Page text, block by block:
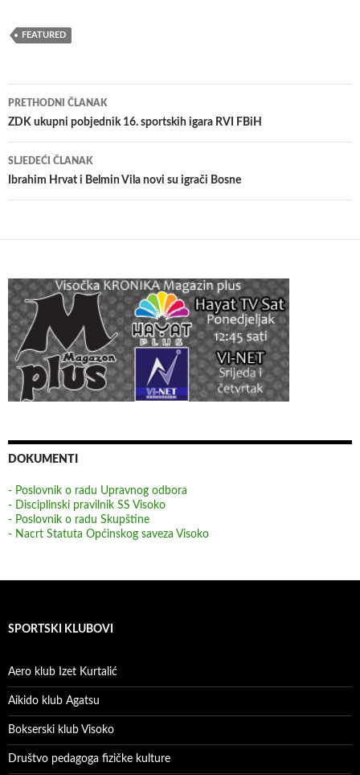
FEATURED
Navigacija
članaka
PRETHODNI ČLANAK
ZDK ukupni pobjednik 16. sportskih igara RVI FBiH
SLJEDEĆI ČLANAK
Ibrahim Hrvat i Belmin Vila novi su igrači Bosne
DOKUMENTI
- Poslovnik o radu Upravnog odbora
- Disciplinski pravilnik SS Visoko
- Poslovnik o radu Skupštine
- Nacrt Statuta Općinskog saveza Visoko
SPORTSKI KLUBOVI
Aero klub Izet Kurtalić
Aikido klub Agatsu
Bokserski klub Visoko
Društvo pedagoga fizičke kulture